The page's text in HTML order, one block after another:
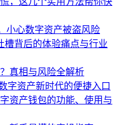
小心数字资产被盗风险
槽背后的体验痛点与行业
真相与风险全解析
字资产新时代的便捷入口
资产钱包的功能、使用与